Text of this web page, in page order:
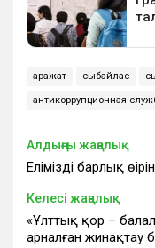
Қаражат сыбайлас
антикоррупционная
Алдыңғы жаңалық
Еліміздің барлық
Келесі жаңалық
«Ұлттық қор –
арналған жинақтау